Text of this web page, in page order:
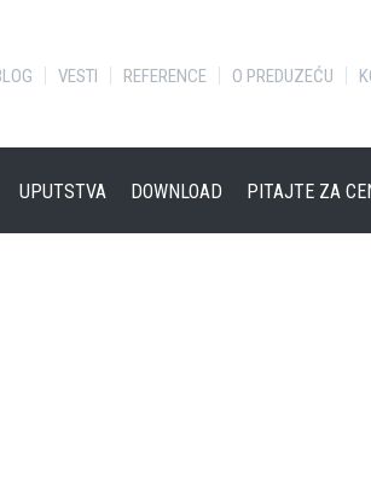
VESTI REFERENCE O PREDUZEĆU
UPUTSTVA DOWNLOAD PITAJTE ZA